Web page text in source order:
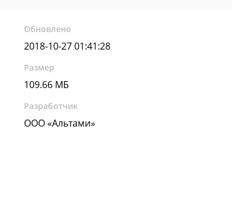
Обновлено
2018-10-27 01:41:28
Размер
109.66 МБ
Разработчик
ООО «Альтами»